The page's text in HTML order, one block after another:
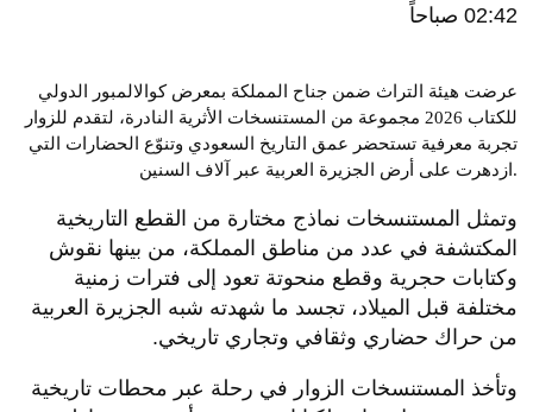
02:42 صباحاً
عرضت هيئة التراث ضمن جناح المملكة بمعرض كوالالمبور الدولي
للكتاب 2026 مجموعة من المستنسخات الأثرية النادرة، لتقدم للزوار
تجربة معرفية تستحضر عمق التاريخ السعودي وتنوّع الحضارات التي
ازدهرت على أرض الجزيرة العربية عبر آلاف السنين.
وتمثل المستنسخات نماذج مختارة من القطع التاريخية
المكتشفة في عدد من مناطق المملكة، من بينها نقوش
وكتابات حجرية وقطع منحوتة تعود إلى فترات زمنية
مختلفة قبل الميلاد، تجسد ما شهدته شبه الجزيرة العربية
من حراك حضاري وثقافي وتجاري تاريخي.
وتأخذ المستنسخات الزوار في رحلة عبر محطات تاريخية